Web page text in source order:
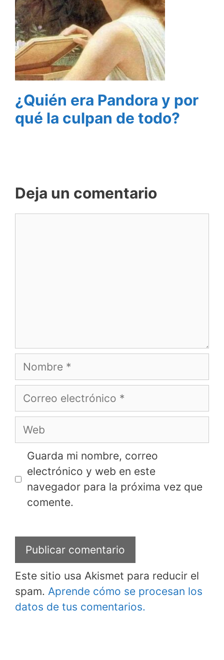
¿Quién era Pandora y por
qué la culpan de todo?
Deja un comentario
Nombre
Correo
electrónico
Web
Guarda mi nombre, correo
electrónico y web en este
navegador para la próxima vez que
comente.
Este sitio usa Akismet para reducir el
spam. Aprende cómo se procesan los
datos de tus comentarios.